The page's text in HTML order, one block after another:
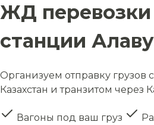
ЖД перевозки
станции
Организуем отправку грузов
Казахстан и транзитом через
Вагоны под ваш груз